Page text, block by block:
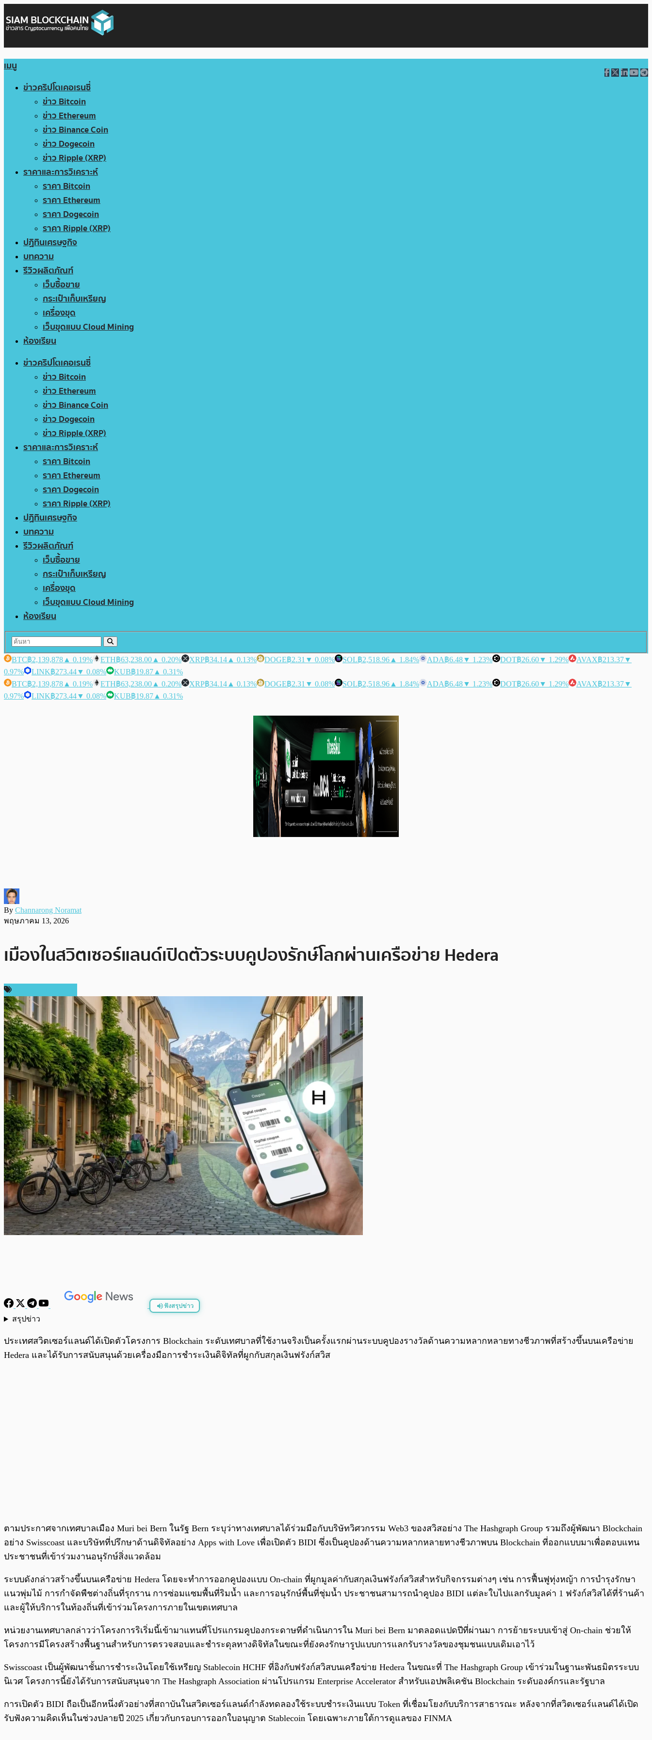
เมนู
ข่าวคริปโตเคอเรนซี่
ข่าว Bitcoin
ข่าว Ethereum
ข่าว Binance Coin
ข่าว Dogecoin
ข่าว Ripple (XRP)
ราคาและการวิเคราะห์
ราคา Bitcoin
ราคา Ethereum
ราคา Dogecoin
ราคา Ripple (XRP)
ปฏิทินเศรษฐกิจ
บทความ
รีวิวผลิตภัณฑ์
เว็บซื้อขาย
กระเป๋าเก็บเหรียญ
เครื่องขุด
เว็บขุดแบบ Cloud Mining
ห้องเรียน
ข่าวคริปโตเคอเรนซี่
ข่าว Bitcoin
ข่าว Ethereum
ข่าว Binance Coin
ข่าว Dogecoin
ข่าว Ripple (XRP)
ราคาและการวิเคราะห์
ราคา Bitcoin
ราคา Ethereum
ราคา Dogecoin
ราคา Ripple (XRP)
ปฏิทินเศรษฐกิจ
บทความ
รีวิวผลิตภัณฑ์
เว็บซื้อขาย
กระเป๋าเก็บเหรียญ
เครื่องขุด
เว็บขุดแบบ Cloud Mining
ห้องเรียน
BTC฿2,139,878 ▲ 0.19% ETH฿63,238.00 ▲ 0.20% XRP฿34.14 ▲ 0.13% DOGE฿2.31 ▼ 0.08% SOL฿2,518.96 ▲ 1.84% ADA฿6.48▼ 1.23% DOT฿26.60▼ 1.29% AVAX฿213.37▼
0.97%
LINK฿273.44▼ 0.08% KUB฿19.87 ▲ 0.31%
BTC฿2,139,878 ▲ 0.19% ETH฿63,238.00 ▲ 0.20% XRP฿34.14 ▲ 0.13% DOGE฿2.31 ▼ 0.08% SOL฿2,518.96 ▲ 1.84% ADA฿6.48▼ 1.23% DOT฿26.60▼ 1.29% AVAX฿213.37▼
0.97%
LINK฿273.44▼ 0.08% KUB฿19.87 ▲ 0.31%
By Channarong Noramat
พฤษภาคม 13, 2026
เมืองในสวิตเซอร์แลนด์เปิดตัวระบบคูปองรักษ์โลกผ่านเครือข่าย Hedera
ฟังสรุปข่าว
สรุปข่าว
ประเทศสวิตเซอร์แลนด์ได้เปิดตัวโครงการ Blockchain ระดับเทศบาลที่ใช้งานจริงเป็นครั้งแรกผ่านระบบคูปองรางวัลด้านความหลากหลายทางชีวภาพที่สร้างขึ้นบนเครือข่าย
Hedera และได้รับการสนับสนุนด้วยเครื่องมือการชำระเงินดิจิทัลที่ผูกกับสกุลเงินฟรังก์สวิส
ตามประกาศจากเทศบาลเมือง Muri bei Bern ในรัฐ Bern ระบุว่าทางเทศบาลได้ร่วมมือกับบริษัทวิศวกรรม Web3 ของสวิสอย่าง The Hashgraph Group รวมถึงผู้พัฒนา Blockchain
อย่าง Swisscoast และบริษัทที่ปรึกษาด้านดิจิทัลอย่าง Apps with Love เพื่อเปิดตัว BIDI ซึ่งเป็นคูปองด้านความหลากหลายทางชีวภาพบน Blockchain ที่ออกแบบมาเพื่อตอบแทน
ประชาชนที่เข้าร่วมงานอนุรักษ์สิ่งแวดล้อม
ระบบดังกล่าวสร้างขึ้นบนเครือข่าย Hedera โดยจะทำการออกคูปองแบบ On-chain ที่ผูกมูลค่ากับสกุลเงินฟรังก์สวิสสำหรับกิจกรรมต่างๆ เช่น การฟื้นฟูทุ่งหญ้า การบำรุงรักษา
แนวพุ่มไม้ การกำจัดพืชต่างถิ่นที่รุกราน การซ่อมแซมพื้นที่ริมน้ำ และการอนุรักษ์พื้นที่ชุ่มน้ำ ประชาชนสามารถนำคูปอง BIDI แต่ละใบไปแลกรับมูลค่า 1 ฟรังก์สวิสได้ที่ร้านค้า
และผู้ให้บริการในท้องถิ่นที่เข้าร่วมโครงการภายในเขตเทศบาล
หน่วยงานเทศบาลกล่าวว่าโครงการริเริ่มนี้เข้ามาแทนที่โปรแกรมคูปองกระดาษที่ดำเนินการใน Muri bei Bern มาตลอดแปดปีที่ผ่านมา การย้ายระบบเข้าสู่ On-chain ช่วยให้
โครงการมีโครงสร้างพื้นฐานสำหรับการตรวจสอบและชำระดุลทางดิจิทัลในขณะที่ยังคงรักษารูปแบบการแลกรับรางวัลของชุมชนแบบเดิมเอาไว้
Swisscoast เป็นผู้พัฒนาชั้นการชำระเงินโดยใช้เหรียญ Stablecoin HCHF ที่อิงกับฟรังก์สวิสบนเครือข่าย Hedera ในขณะที่ The Hashgraph Group เข้าร่วมในฐานะพันธมิตรระบบ
นิเวศ โครงการนี้ยังได้รับการสนับสนุนจาก The Hashgraph Association ผ่านโปรแกรม Enterprise Accelerator สำหรับแอปพลิเคชัน Blockchain ระดับองค์กรและรัฐบาล
การเปิดตัว BIDI ถือเป็นอีกหนึ่งตัวอย่างที่สถาบันในสวิตเซอร์แลนด์กำลังทดลองใช้ระบบชำระเงินแบบ Token ที่เชื่อมโยงกับบริการสาธารณะ หลังจากที่สวิตเซอร์แลนด์ได้เปิด
รับฟังความคิดเห็นในช่วงปลายปี 2025 เกี่ยวกับกรอบการออกใบอนุญาต Stablecoin โดยเฉพาะภายใต้การดูแลของ FINMA